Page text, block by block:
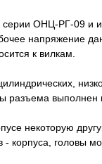
ОНЦ-РГ-09 и
напряжение
к вилкам.
разъема
некоторую
корпуса, головы